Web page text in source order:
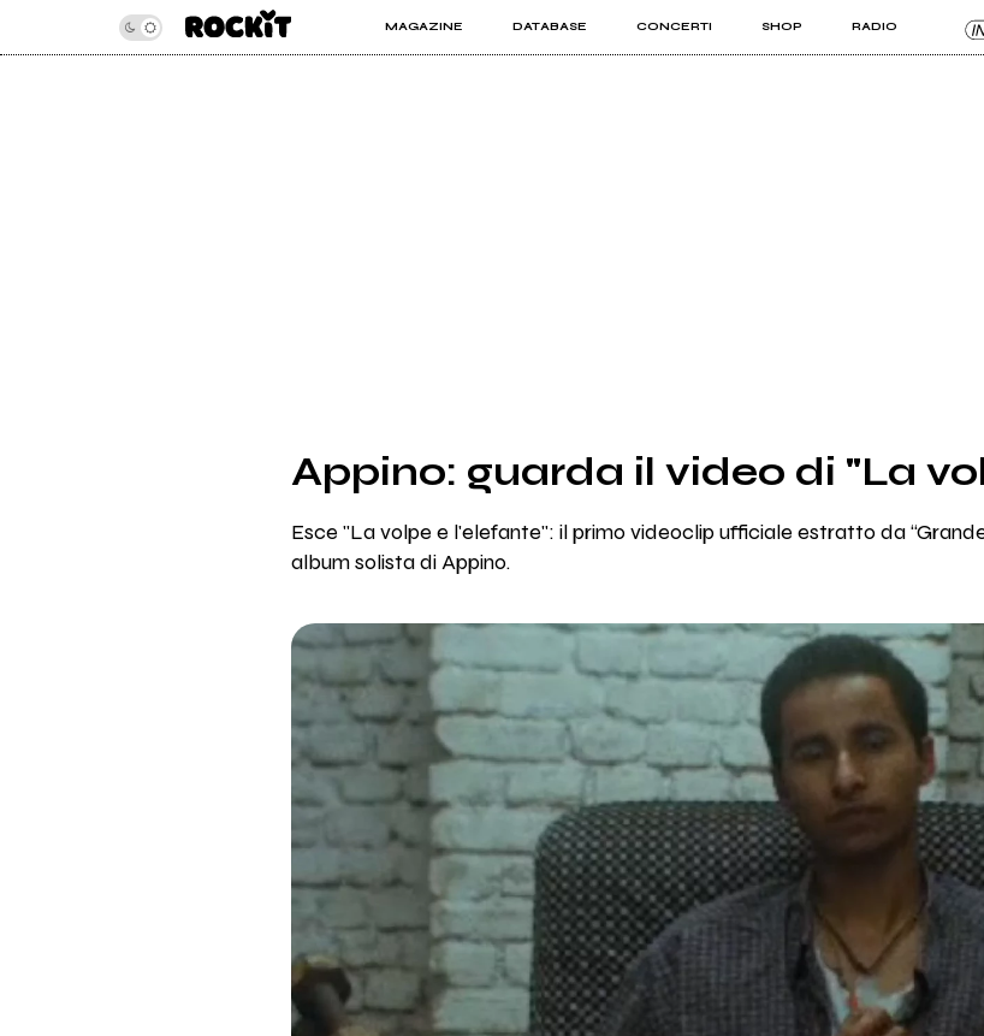
MAGAZINE DATABASE CONCERTI SHOP RADIO
INSIDER ROCKIT PRO
Appino: guarda il video di "La
Esce "La volpe e l'elefante": il primo videoclip ufficiale estratto da
album solista di Appino.